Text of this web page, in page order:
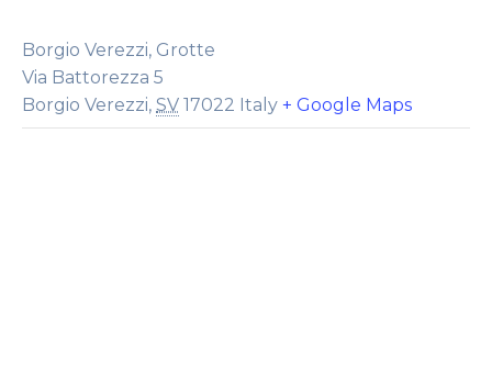
Borgio Verezzi, Grotte
Via Battorezza 5
Borgio Verezzi, SV 17022 Italy + Google Maps